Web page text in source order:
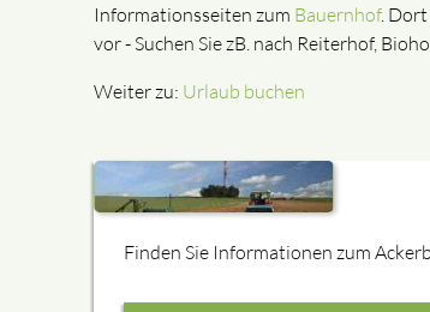
Informationsseiten zum Bauernhof. Dort
vor - Suchen Sie zB. nach Reiterhof,
Weiter zu: Urlaub buchen
Finden Sie Informationen zum